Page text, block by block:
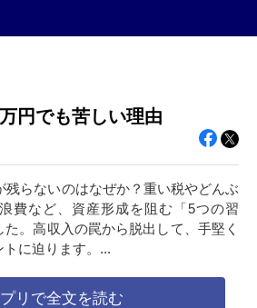
円でも苦しい理由
残らないのはなぜか？重い税やどんぶ
費など、資産形成を阻む「5つの習
。高収入の罠から脱出して、手堅く
に迫ります。...
リで全文を読む